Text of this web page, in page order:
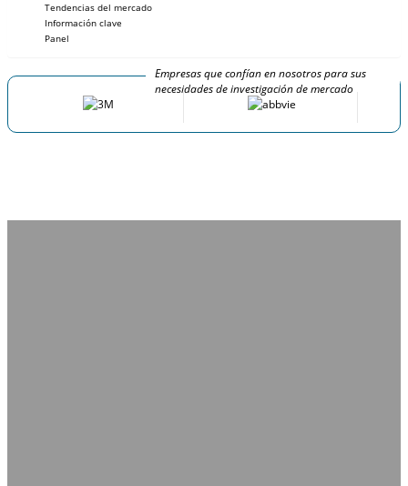
Tendencias del mercado
Información clave
Panel
Empresas que confían en nosotros para sus
necesidades de investigación de mercado